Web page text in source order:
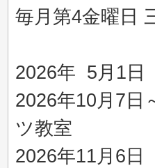
毎月第4金曜日
2026年 5月1日
2026年10月7日
ツ教室
2026年11月6